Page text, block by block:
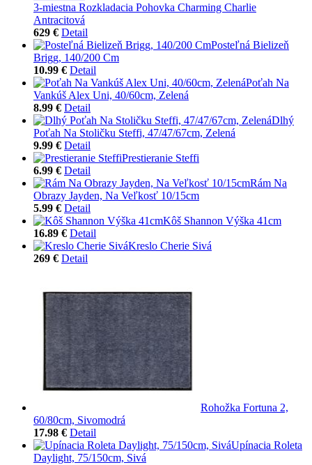
3-miestna Rozkladacia Pohovka Charming Charlie
Antracitová
629 € Detail
Posteľná Bielizeň
Brigg, 140/200 Cm
10.99 € Detail
Poťah Na
Vankúš Alex Uni, 40/60cm, Zelená
8.99 € Detail
Dlhý
Poťah Na Stoličku Steffi, 47/47/67cm, Zelená
9.99 € Detail
Prestieranie Steffi
6.99 € Detail
Rám Na
Obrazy Jayden, Na Veľkosť 10/15cm
5.99 € Detail
Kôš Shannon Výška 41cm
16.89 € Detail
Kreslo Cherie Sivá
269 € Detail
Rohožka Fortuna 2,
60/80cm, Sivomodrá
17.98 € Detail
Upínacia Roleta
Daylight, 75/150cm, Sivá